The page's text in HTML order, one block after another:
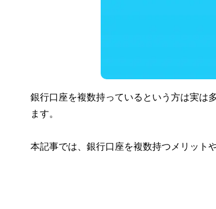
銀行口座を複数持っているという方は実は
ます。
本記事では、銀行口座を複数持つメリット